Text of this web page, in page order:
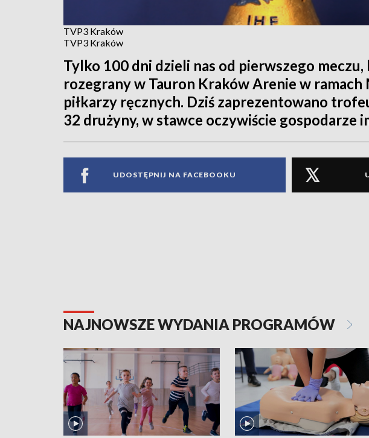
TVP3 Kraków
TVP3 Kraków
Tylko 100 dni dzieli nas od pierwszego
rozegrany w Tauron Kraków Arenie w
piłkarzy ręcznych. Dziś zaprezentowano
32 drużyny, w stawce oczywiście gospodarze
UDOSTĘPNIJ NA FACEBOOKU
NAJNOWSZE WYDANIA PROGRAMÓW